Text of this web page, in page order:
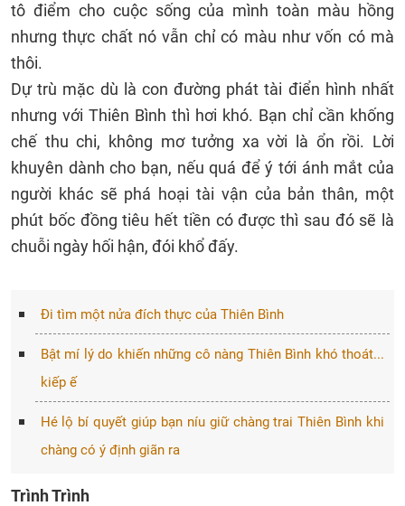
tô điểm cho cuộc sống của mình toàn màu hồng
nhưng thực chất nó vẫn chỉ có màu như vốn có mà
thôi.
Dự trù mặc dù là con đường phát tài điển hình nhất
nhưng với Thiên Bình thì hơi khó. Bạn chỉ cần khống
chế thu chi, không mơ tưởng xa vời là ổn rồi. Lời
khuyên dành cho bạn, nếu quá để ý tới ánh mắt của
người khác sẽ phá hoại tài vận của bản thân, một
phút bốc đồng tiêu hết tiền có được thì sau đó sẽ là
chuỗi ngày hối hận, đói khổ đấy.
Đi tìm một nửa đích thực của Thiên Bình
Bật mí lý do khiến những cô nàng Thiên Bình khó thoát...
kiếp ế
Hé lộ bí quyết giúp bạn níu giữ chàng trai Thiên Bình khi
chàng có ý định giãn ra
Trình Trình